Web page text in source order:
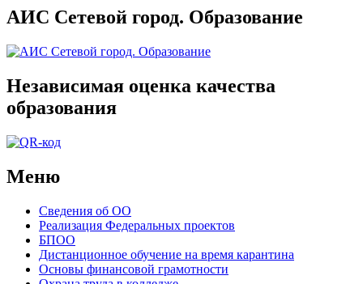
АИС Сетевой город. Образование
Независимая оценка качества
образования
Меню
Сведения об ОО
Реализация Федеральных проектов
БПОО
Дистанционное обучение на время карантина
Основы финансовой грамотности